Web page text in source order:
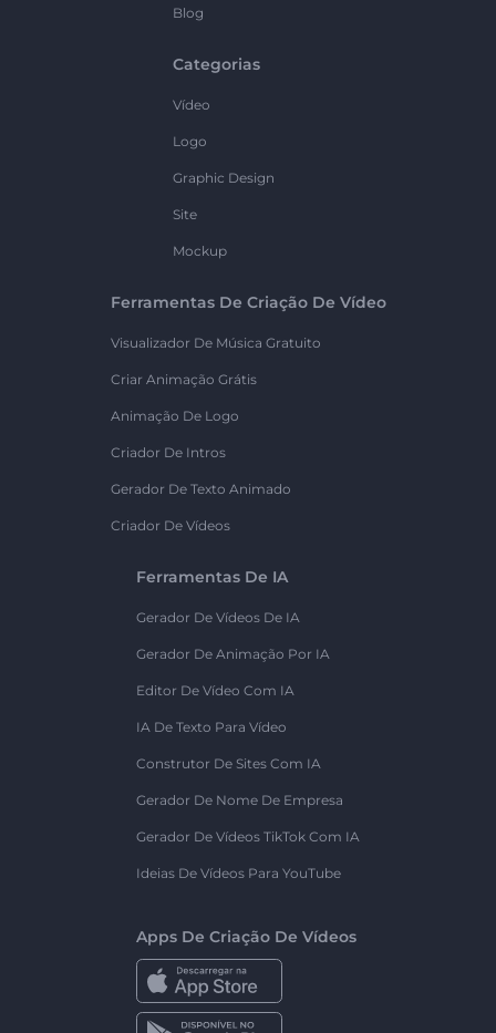
Blog
Categorias
Vídeo
Logo
Graphic Design
Site
Mockup
Ferramentas De Criação De Vídeo
Visualizador De Música Gratuito
Criar Animação Grátis
Animação De Logo
Criador De Intros
Gerador De Texto Animado
Criador De Vídeos
Ferramentas De IA
Gerador De Vídeos De IA
Gerador De Animação Por IA
Editor De Vídeo Com IA
IA De Texto Para Vídeo
Construtor De Sites Com IA
Gerador De Nome De Empresa
Gerador De Vídeos TikTok Com IA
Ideias De Vídeos Para YouTube
Apps De Criação De Vídeos